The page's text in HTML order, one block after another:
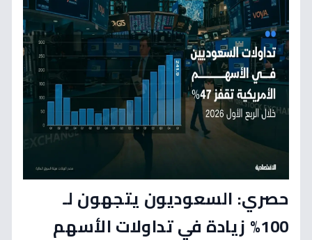
حصري: السعوديون يتجهون لـ
100% زيادة في تداولات الأسهم